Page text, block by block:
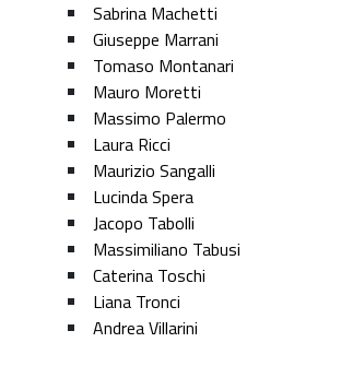
Sabrina Machetti
Giuseppe Marrani
Tomaso Montanari
Mauro Moretti
Massimo Palermo
Laura Ricci
Maurizio Sangalli
Lucinda Spera
Jacopo Tabolli
Massimiliano Tabusi
Caterina Toschi
Liana Tronci
Andrea Villarini